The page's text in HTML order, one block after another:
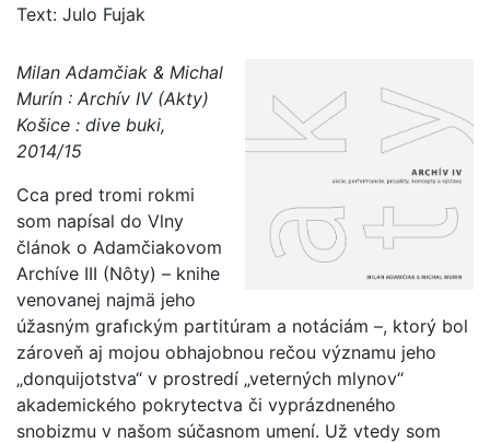
Text: Julo Fujak
Milan Adamčiak & Michal
Murín : Archív IV (Akty)
Košice : dive buki,
2014/15
Cca pred tromi rokmi
som napísal do Vlny
článok o Adamčiakovom
Archíve III (Nôty) – knihe
venovanej najmä jeho
úžasným grafıckým partitúram a notáciám –, ktorý bol
zároveň aj mojou obhajobnou rečou významu jeho
„donquijotstva“ v prostredí „veterných mlynov“
akademického pokrytectva či vyprázdneného
snobizmu v našom súčasnom umení. Už vtedy som